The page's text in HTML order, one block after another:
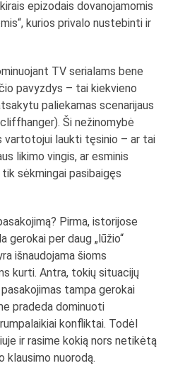
epizodais dovanojamomis
kurios privalo nustebinti ir
TV serialams bene
pavyzdys – tai kiekvieno
paliekamas scenarijaus
Ši nežinomybė
vartotojui laukti tęsinio – ar tai
likimo vingis, ar esminis
sėkmingai pasibaigęs
Pirma, istorijose
gerokai per daug „lūžio“
išnaudojama šioms
kurti. Antra, tokių situacijų
tampa gerokai
pradeda dominuoti
konfliktai. Todėl
ir rasime kokią nors netikėtą
klausimo nuorodą.